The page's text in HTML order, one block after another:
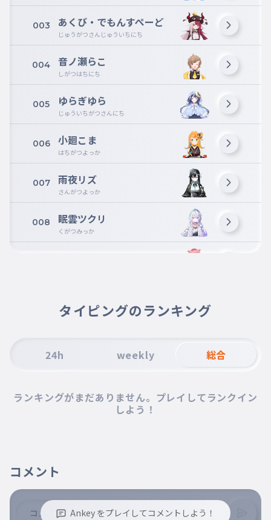
003 あくび・でもんすぺーど
じゅうがつさんじゅういちにち
004 音ノ瀬らこ
しがつはちにち
005 ゆらぎゆら
じゅういちがつさんにち
006 小廻こま
はちがつよっか
007 雨夜リズ
さんがつよっか
008 眠雲ツクリ
くがつみっか
いちがつさんじゅうにち
タイピングのランキング
24h weekly 総合
ランキングがまだありません。プレイしてランクイン
しよう！
コメント
Ankey をプレイしてコメントしよう！